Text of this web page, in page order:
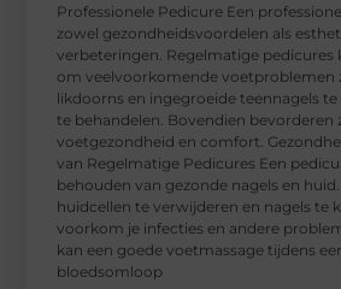
Professionele Pedicure Een
zowel gezondheidsvoordelen als
verbeteringen. Regelmatige pedicures
om veelvoorkomende voetproblemen
likdoorns en ingegroeide teennagels
te behandelen. Bovendien bevorderen
voetgezondheid en comfort.
van Regelmatige Pedicures Een
behouden van gezonde nagels en
huidcellen te verwijderen en nagels te
voorkom je infecties en andere
kan een goede voetmassage tijdens
bloedsomloop